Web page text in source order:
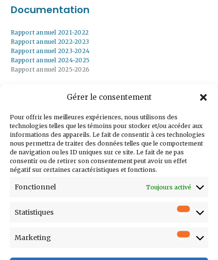
Gérer le consentement
Pour offrir les meilleures expériences, nous utilisons des
technologies telles que les témoins pour stocker et/ou accéder aux
informations des appareils. Le fait de consentir à ces technologies
nous permettra de traiter des données telles que le comportement
de navigation ou les ID uniques sur ce site. Le fait de ne pas
consentir ou de retirer son consentement peut avoir un effet
négatif sur certaines caractéristiques et fonctions.
Fonctionnel Toujours activé
Statistiques
Marketing
Documentation
Rapport annuel 2021-2022
Rapport annuel 2022-2023
Rapport annuel 2023-2024
Rapport annuel 2024-2025
Rapport annuel 2025-2026
notre infolettre
Courriel
Prénom
Poste